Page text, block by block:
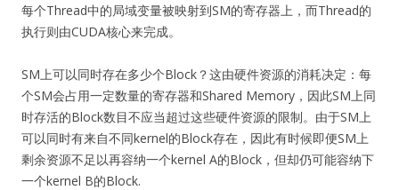
每个Thread中的局域变量被映射到SM的寄存器上，而Thread的
执行则由CUDA核心来完成。
SM上可以同时存在多少个Block？这由硬件资源的消耗决定：每
个SM会占用一定数量的寄存器和Shared Memory，因此SM上同
时存活的Block数目不应当超过这些硬件资源的限制。由于SM上
可以同时有来自不同kernel的Block存在，因此有时候即便SM上
剩余资源不足以再容纳一个kernel A的Block，但却仍可能容纳下
一个kernel B的Block.